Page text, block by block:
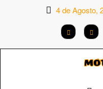
4 de Agosto,